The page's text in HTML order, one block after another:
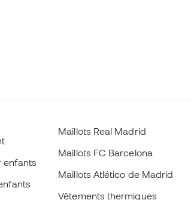
enfants
Maillots Real Madrid
Maillots FC Barcelona
Maillots Atlético de Madrid
Vêtements thermiques